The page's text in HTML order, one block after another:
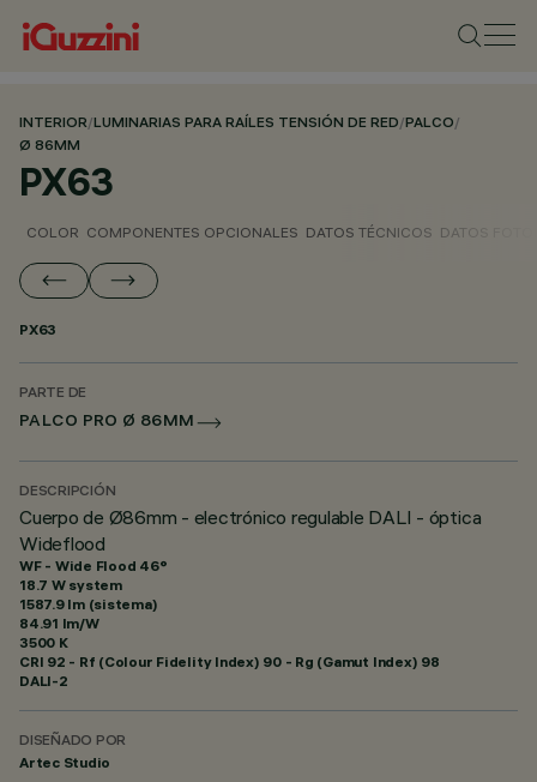
INTERIOR/LUMINARIAS PARA RAÍLES TENSIÓN DE RED/PALCO/
Ø 86MM
PX63
COLOR COMPONENTES OPCIONALES DATOS TÉCNICOS DATOS
PX63
PARTE DE
PALCO PRO Ø 86MM
DESCRIPCIÓN
Cuerpo de Ø86mm - electrónico regulable DALI - óptica
Wideflood
WF - Wide Flood 46°
18.7 W system
1587.9 lm (sistema)
84.91 lm/W
3500 K
CRI 92 - Rf (Colour Fidelity Index) 90 - Rg (Gamut Index) 98
DALI-2
DISEÑADO POR
Artec Studio